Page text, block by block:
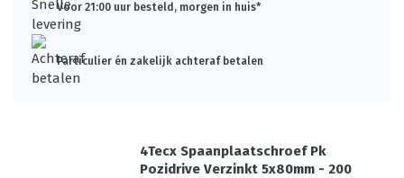
Voor 21:00 uur besteld, morgen in huis*
Particulier én zakelijk achteraf betalen
4Tecx Spaanplaatschroef Pk
Pozidrive Verzinkt 5x80mm - 200